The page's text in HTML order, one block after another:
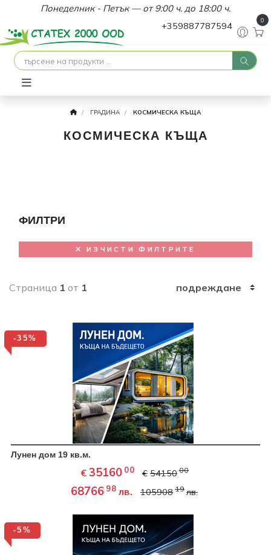
Понеделник - Петък — от 9:00 ч. до 18:00 ч.
+359887787594
0
ГРАДИНА КОСМИЧЕСКА КЪЩА
КОСМИЧЕСКА КЪЩА
ФИЛТРИ
ИЗЧИСТИ ФИЛТРИТЕ
Страница 1 от 1 подреждане
-35%
Лунен дом 19 кв.м.
€ 35160 00 € 54150 00
68766 98 лв. 105908 19 лв.
-5%